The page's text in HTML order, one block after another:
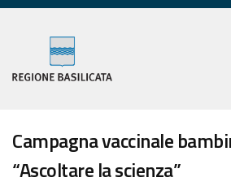
Campagna vaccinale
“Ascoltare la scienza”